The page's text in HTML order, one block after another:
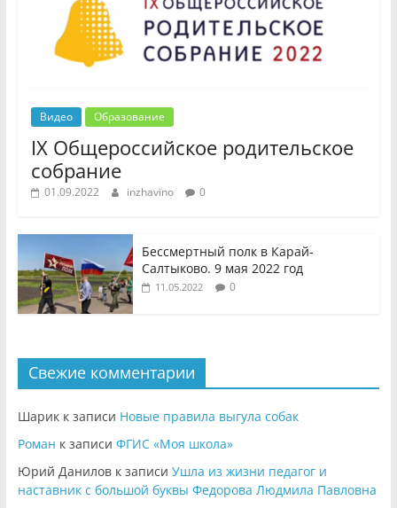
Видео Образование
IX Общероссийское родительское
собрание
01.09.2022 inzhavino 0
Бессмертный полк в Карай-
Салтыково. 9 мая 2022 год
11.05.2022 0
Свежие комментарии
Шарикк записи Новые правила выгула собак
Роман к записи ФГИС «Моя школа»
Юрий Даниловк записи Ушла из жизни педагог и
наставник с большой буквы Федорова Людмила Павловна